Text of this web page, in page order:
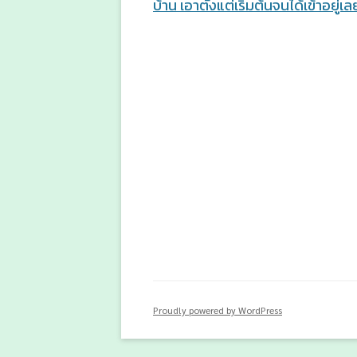
navigation
บ้าน เอาตั้งแต่เริ่มต้นจนได้เข้าอยู่เล
Proudly powered by WordPress